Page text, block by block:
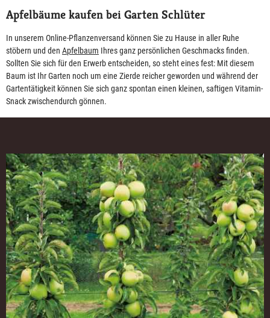
Apfelbäume kaufen bei Garten Schlüter
In unserem Online-Pflanzenversand können Sie zu Hause in aller Ruhe
stöbern und den Apfelbaum Ihres ganz persönlichen Geschmacks finden.
Sollten Sie sich für den Erwerb entscheiden, so steht eines fest: Mit diesem
Baum ist Ihr Garten noch um eine Zierde reicher geworden und während der
Gartentätigkeit können Sie sich ganz spontan einen kleinen, saftigen Vitamin-
Snack zwischendurch gönnen.